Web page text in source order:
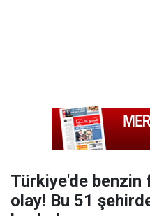
Türkiye'de benzin
olay! Bu 51